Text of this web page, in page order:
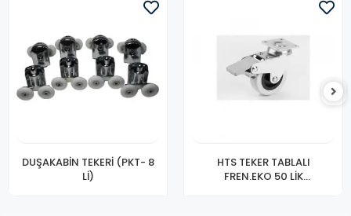
DUŞAKABİN TEKERİ (PKT- 8
Lİ)
HTS TEKER TABLALI
FREN.EKO 50 LİK